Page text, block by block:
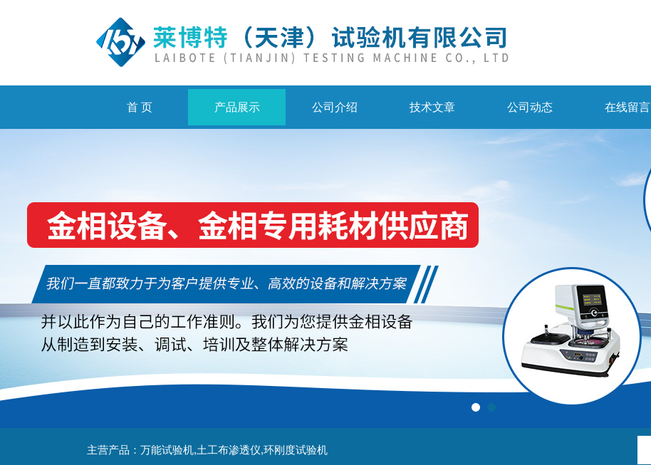
首 页 产品展示 公司介绍 技术文章 公司动态 在线留言
主营产品：万能试验机,土工布渗透仪,环刚度试验机